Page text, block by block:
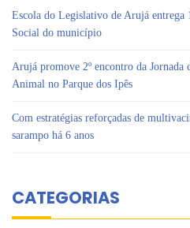
Escola do Legislativo de Arujá entrega
Social do município
Arujá promove 2º encontro da Jornada
Animal no Parque dos Ipês
Com estratégias reforçadas de
sarampo há 6 anos
CATEGORIAS